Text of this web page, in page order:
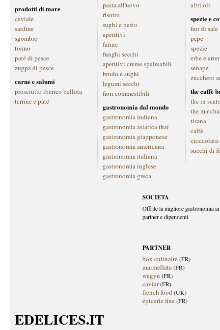
prodotti di mare
caviale
sardine
sgombro
tonno
paté di pesce
zuppa di pesce
carne e salumi
prosciutto iberico bellota
terrine e paté
pasta all'uovo
risotto
sughi e pesto
aperitivi
farine
funghi secchi
aperitivi creme spalmabili
brodo e sughi
legumi secchi
fiori commestibili
gastronomia dal mondo
gastronomia indiana
gastronomia asiatica thai
gastronomia giapponese
gastronomia americana
gastronomia italiana
gastronomia inglese
gastronomia greca
altri oli
spezie e
fior di sale
pepe
spezie
erbe e
senape
zucchero
the caffè
the in
the matcha
tisana
caffè
cioccolata
succhi di
SOCIETA
Offrite la migliore gastronomia
partner e dipendenti
PARTNER
box culinaire(FR)
marmellata(FR)
wagyu (FR)
caviar(FR)
french food (UK)
épicerie fine(FR)
EDELICES.IT